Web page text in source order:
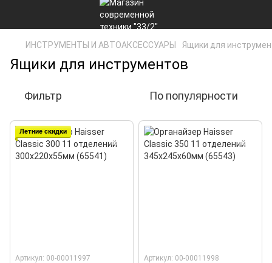
ИНСТРУМЕНТЫ И АВТОАКСЕССУАРЫ Ящики для
Ящики для инструментов
Фильтр По популярности
Летние скидки
Артикул: 00-00011997 Артикул: 00-00011998